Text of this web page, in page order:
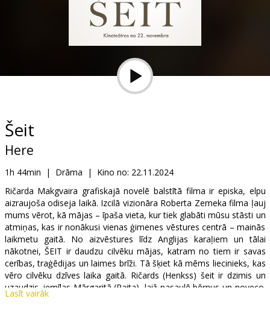
B2B
Kino
Klubs
Šeit
Here
1h 44min | Drāma | Kino no: 22.11.2024
Ričarda Makgvaira grafiskajā novelē balstītā filma ir episka, elpu
aizraujoša odiseja laikā. Izcilā vizionāra Roberta Zemeka filma ļauj
mums vērot, kā mājas – īpaša vieta, kur tiek glabāti mūsu stāsti un
atmiņas, kas ir nonākusi vienas ģimenes vēstures centrā – mainās
laikmetu gaitā. No aizvēstures līdz Anglijas karaļiem un tālai
nākotnei, ŠEIT ir daudzu cilvēku mājas, katram no tiem ir savas
cerības, traģēdijas un laimes brīži. Tā šķiet kā mēms liecinieks, kas
vēro cilvēku dzīves laika gaitā. Ričards (Henkss) šeit ir dzimis un
uzaudzis, iemīlas Mārgaritā (Raita), laiž pasaulē bērnus un noveco.
Bet šis stāsts nav tikai par vienu ģimeni – tas ir kā mūžīgs,
Lasīt vairāk